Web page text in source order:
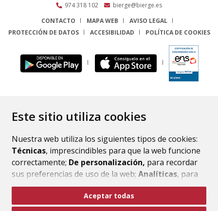
Este sitio utiliza cookies
Nuestra web utiliza los siguientes tipos de cookies:
Técnicas, imprescindibles para que la web funcione
correctamente; De personalización, para recordar
sus preferencias de uso de la web; Analíticas, para
mejorar el funcionamiento de la web y sus servicios.
Si acepta pulsando el botón“Aceptar todas”
Aceptar todas
974 318 102
bierge@bierge.es
CONTACTO
MAPA WEB
AVISO LEGAL
PROTECCIÓN DE DATOS
ACCESIBILIDAD POLÍTICA DE COOKIES